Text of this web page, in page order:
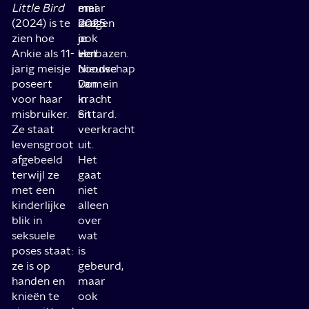
Little Bird
(2024) is te
zien hoe
Ankie als 11-
jarig meisje
poseert
voor haar
misbruiker.
Ze staat
levensgroot
afgebeeld
terwijl ze
met een
kinderlijke
blik in
seksuele
poses staat:
ze is op
handen en
knieën te
maar
dragen
ook
een
boodschap
van
kracht
en
veerkracht
uit.
Het
gaat
niet
alleen
over
wat
is
gebeurd,
maar
ook
en
laat
je
verbazen.
mei
2025
in
Het
Nieuwe
Domein
in
Sittard.